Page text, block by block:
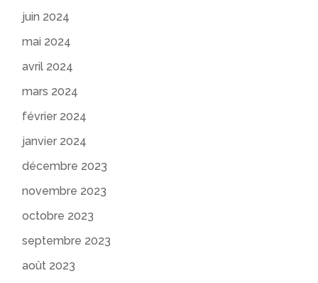
juin 2024
mai 2024
avril 2024
mars 2024
février 2024
janvier 2024
décembre 2023
novembre 2023
octobre 2023
septembre 2023
août 2023